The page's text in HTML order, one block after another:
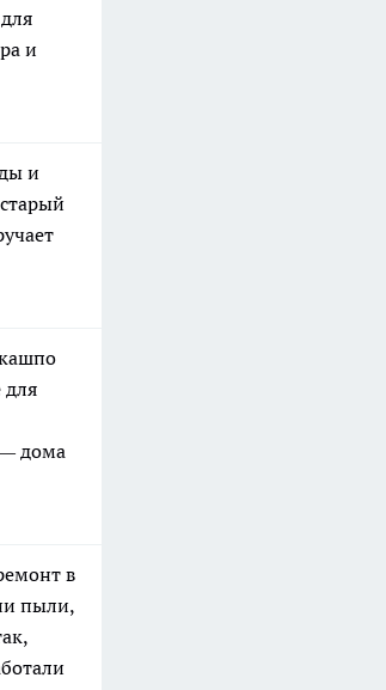
и
и
для
дома
в
пыли,